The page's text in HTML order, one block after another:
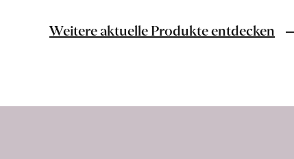
Extra
Weitere aktuelle Produkte entdecken